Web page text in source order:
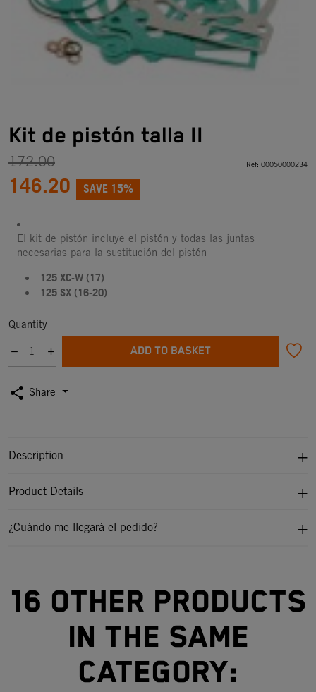
Kit de pistón talla II
172.00
146.20 SAVE 15%
Ref: 00050000234
El kit de pistón incluye el pistón y todas las juntas
necesarias para la sustitución del pistón
125 XC-W (17)
125 SX (16-20)
Quantity
ADD TO BASKET
share Share
Description
Product Details
¿Cuándo me llegará el pedido?
16 other products
in the same
category: